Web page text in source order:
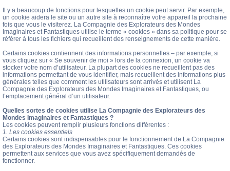
r
Il y a beaucoup de fonctions pour lesquelles un cookie peut servir. Par exemple,
un cookie aidera le site ou un autre site à reconnaître votre appareil la prochaine
fois que vous le visiterez. La Compagnie des Explorateurs des Mondes
Imaginaires et Fantastiques utilise le terme « cookies » dans sa politique pour se
référer à tous les fichiers qui recueillent des renseignements de cette manière.
Certains cookies contiennent des informations personnelles – par exemple, si
vous cliquez sur « Se souvenir de moi » lors de la connexion, un cookie va
stocker votre nom d’utilisateur. La plupart des cookies ne recueillent pas des
informations permettant de vous identifier, mais recueillent des informations plus
générales telles que comment les utilisateurs sont arrivés et utilisent La
Compagnie des Explorateurs des Mondes Imaginaires et Fantastiques, ou
l’emplacement général d’un utilisateur.
Quelles sortes de cookies utilise La Compagnie des Explorateurs des
Mondes Imaginaires et Fantastiques ?
Les cookies peuvent remplir plusieurs fonctions différentes :
1. Les cookies essentiels
Certains cookies sont indispensables pour le fonctionnement de La Compagnie
des Explorateurs des Mondes Imaginaires et Fantastiques. Ces cookies
permettent aux services que vous avez spécifiquement demandés de
fonctionner.